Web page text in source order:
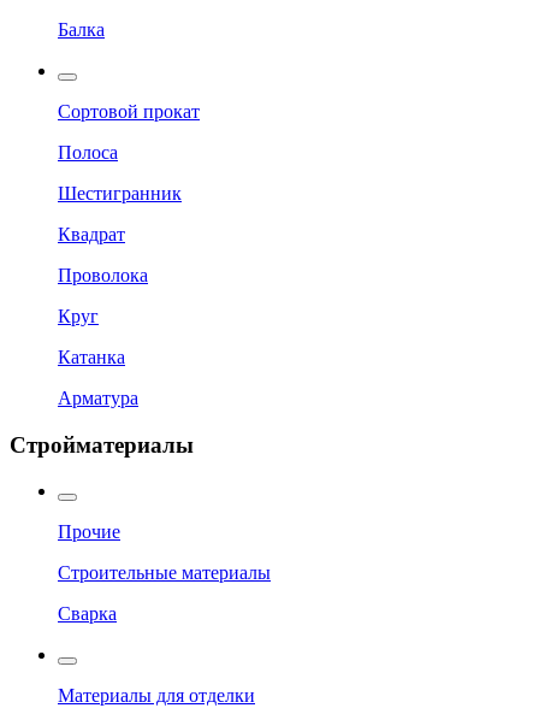
Балка
Сортовой прокат
Полоса
Шестигранник
Квадрат
Проволока
Круг
Катанка
Арматура
Стройматериалы
Прочие
Строительные материалы
Сварка
Материалы для отделки